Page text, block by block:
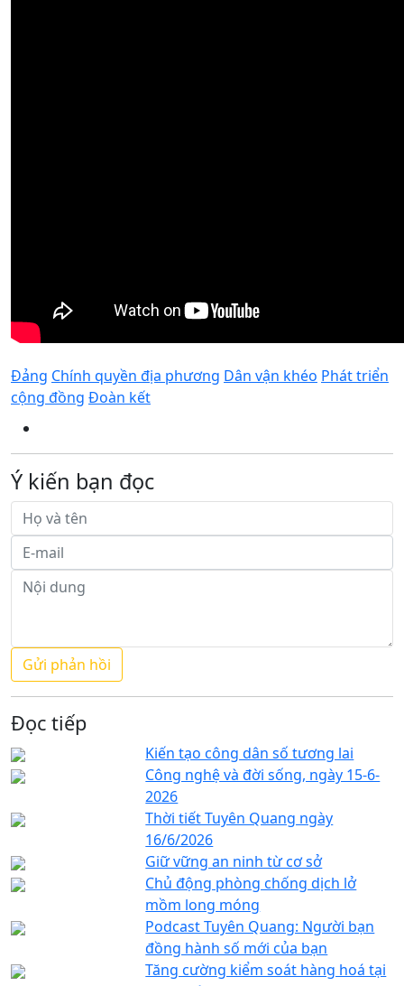
Đảng Chính quyền địa phương Dân vận khéo Phát triển
cộng đồng Đoàn kết
Ý kiến bạn đọc
Đọc tiếp
Kiến tạo công dân số tương lai
Công nghệ và đời sống, ngày 15-6-
2026
Thời tiết Tuyên Quang ngày
16/6/2026
Giữ vững an ninh từ cơ sở
Chủ động phòng chống dịch lở
mồm long móng
Podcast Tuyên Quang: Người bạn
đồng hành số mới của bạn
Tăng cường kiểm soát hàng hoá tại